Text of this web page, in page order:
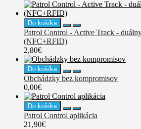
Do košíka
Patrol Control - Active Track -
(NFC+RFID)
2,80€
Do košíka
Obchádzky bez kompromisov
0,00€
Do košíka
Patrol Control aplikácia
21,90€